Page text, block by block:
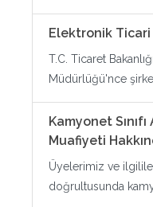
Elektronik
T.C. Ticaret
Müdürlüğü'nce
Kamyonet
Muafiyeti
Üyelerimiz ve
doğrultusunda